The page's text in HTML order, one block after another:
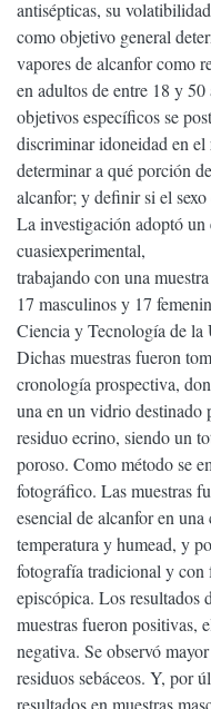
antisépticas, su
como objetivo general
vapores de alcanfor como
en adultos de entre 18 y
objetivos específicos se
discriminar idoneidad en el
determinar a qué porción
alcanfor; y definir si el
La investigación adoptó
cuasiexperimental,
trabajando con una
17 masculinos y 17
Ciencia y Tecnología de
Dichas muestras fueron
cronología prospectiva,
una en un vidrio destinado
residuo ecrino, siendo un
poroso. Como método se
fotográfico. Las muestras
esencial de alcanfor en
temperatura y humead, y
fotografía tradicional y
episcópica. Los resultados
muestras fueron positivas,
negativa. Se observó
residuos sebáceos. Y, por
resultados en muestras